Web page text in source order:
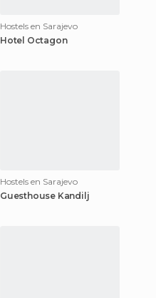
Hostels en Sarajevo
Hotel Octagon
Hostels en Sarajevo
Guesthouse Kandilj